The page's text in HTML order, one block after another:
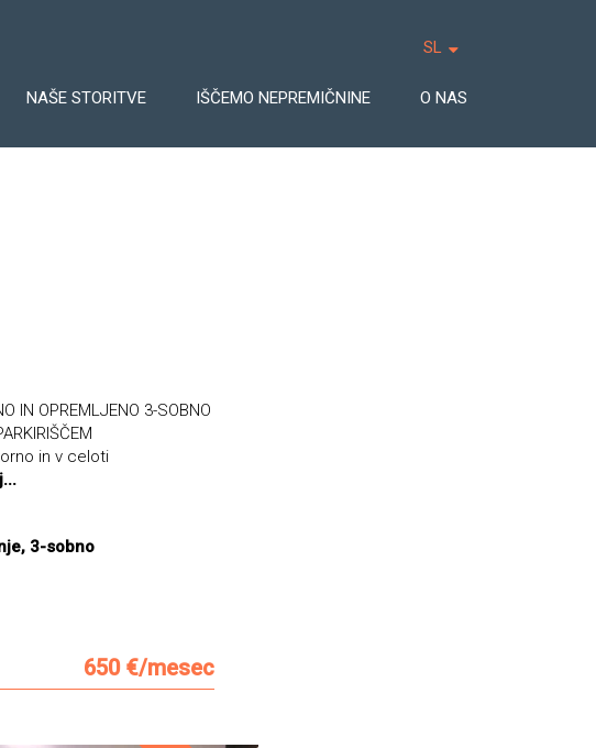
SL
NAŠE STORITVE IŠČEMO NEPREMIČNINE O NAS
IN OPREMLJENO 3-SOBNO
in v celoti
3-sobno
650 €/mesec